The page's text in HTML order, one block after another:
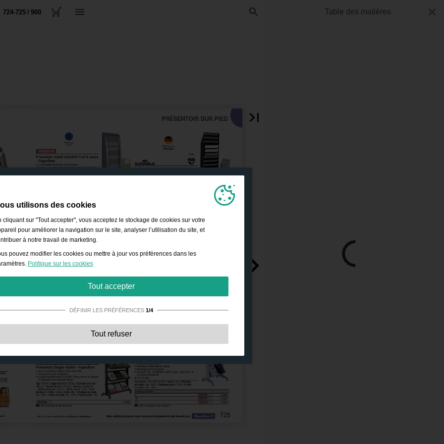
724-725 / 900 Table des matières
utilisons des cookies
cliquant sur "Tout accepter", vous acceptez le stockage de cookies sur votre
pour améliorer la navigation sur le site, analyser l’utilisation du site, et
à notre travail de marketing.
pouvez modifier les cookies ou mettre à jour vos préférences dans les
Politique sur les cookies
Tout accepter
DÉFINIR LES PRÉFÉRENCES 1/4
Ces cookies sont essentiels pour permettre des
Performances:Ces cookies nous permettent de compter les visites et les sources
de trafic ainsi que la façon dont il est utilisé. Cela nous permet d’améliorer les
performances. Toutes les informations sont regroupées et restent donc anonymes.
Fonctionnels:Ces cookies permettent au site d’offrir des fonctions avancées et
des options de personnalisation telles que le choix de la taille de police, etc.
Tout refuser